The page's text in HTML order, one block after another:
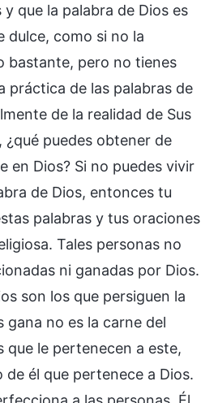
que la palabra de Dios es
dulce, como si no la
bastante, pero no tienes
práctica de las palabras de
de la realidad de Sus
¿qué puedes obtener de
en Dios? Si no puedes vivir
de Dios, entonces tu
palabras y tus oraciones
Tales personas no
ni ganadas por Dios.
son los que persiguen la
gana no es la carne del
que le pertenecen a este,
él que pertenece a Dios.